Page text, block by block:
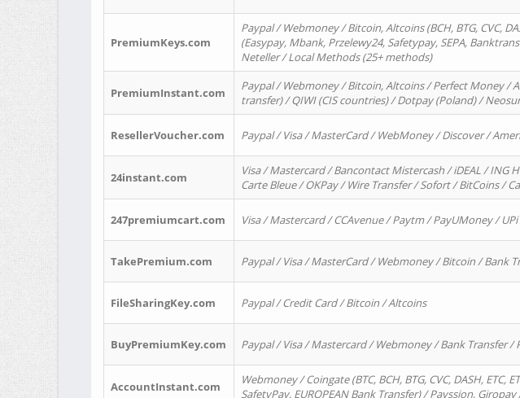
PremiumKeys.com
Paypal / Webmoney / Bitcoin, Altcoins (BCH, BTG, CVC,
(Easypay, Mbank, Przelewy24, Safetypay, SEPA,
Neteller / Local Methods (25+ methods)
PremiumInstant.com
Paypal / Webmoney / Bitcoin, Altcoins / Perfect Money /
transfer) / QIWI (CIS countries) / Dotpay (Poland) /
ResellerVoucher.com Paypal / Visa / MasterCard / WebMoney / Discover /
24instant.com
Visa / Mastercard / Bancontact Mistercash / iDEAL / ING
Carte Bleue / OKPay / Wire Transfer / Sofort / BitCoins /
247premiumcart.com Visa / Mastercard / CCAvenue / Paytm / PayUMoney /
TakePremium.com Paypal / Visa / MasterCard / Webmoney / Bitcoin / Bank
FileSharingKey.com Paypal / Credit Card / Bitcoin / Altcoins
BuyPremiumKey.com Paypal / Visa / Mastercard / Webmoney / Bank Transfer /
AccountInstant.com
Webmoney / Coingate (BTC, BCH, BTG, CVC, DASH, ETC,
SafetyPay, EUROPEAN Bank Transfer) / Payssion,